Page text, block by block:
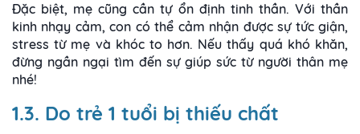
Đặc biệt, mẹ cũng cần tự ổn định tinh thần. Với thần
kinh nhạy cảm, con có thể cảm nhận được sự tức giận,
stress từ mẹ và khóc to hơn. Nếu thấy quá khó khăn,
đừng ngần ngại tìm đến sự giúp sức từ người thân mẹ
nhé!
1.3. Do trẻ 1 tuổi bị thiếu chất